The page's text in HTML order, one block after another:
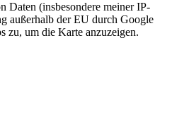
Daten (insbesondere meiner IP-
außerhalb der EU durch Google
zu, um die Karte anzuzeigen.